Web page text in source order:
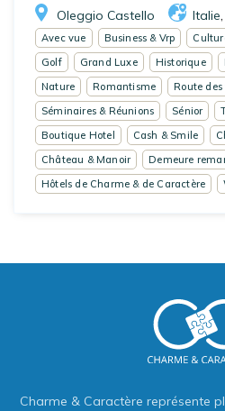
Oleggio Castello Italie
Avec vue Business & Vrp
Golf
Grand Luxe Historique
Nature
Romantisme
Route
Séminaires & Réunions
Sénior
Boutique Hotel
Cash & Smile
Château & Manoir
Demeure
Hôtels de Charme & de Caractère
Charme & Caractère représente